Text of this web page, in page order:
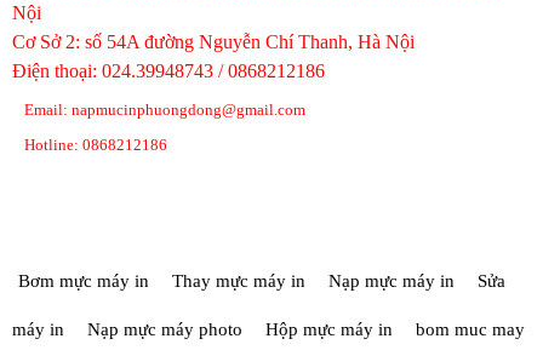
Nội
Cơ Sở 2: số 54A đường Nguyễn Chí Thanh, Hà Nội
Điện thoại: 024.39948743 / 0868212186
Email: napmucinphuongdong@gmail.com
Hotline: 0868212186
Bơm mực máy in Thay mực máy in Nạp mực máy in Sửa
máy in Nạp mực máy photo Hộp mực máy in bom muc may